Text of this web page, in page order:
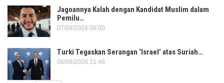
Jagoannya Kalah dengan Kandidat Muslim dalam
Pemilu…
07/08/2026 08:00
Turki Tegaskan Serangan ‘Israel’ atas Suriah…
06/08/2026 21:48